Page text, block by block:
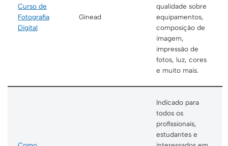
Curso de
Fotografia
Digital
Ginead
qualidade sobre
equipamentos,
composição de
imagem,
impressão de
fotos, luz, cores
e muito mais.
Indicado para
todos os
profissionais,
estudantes e